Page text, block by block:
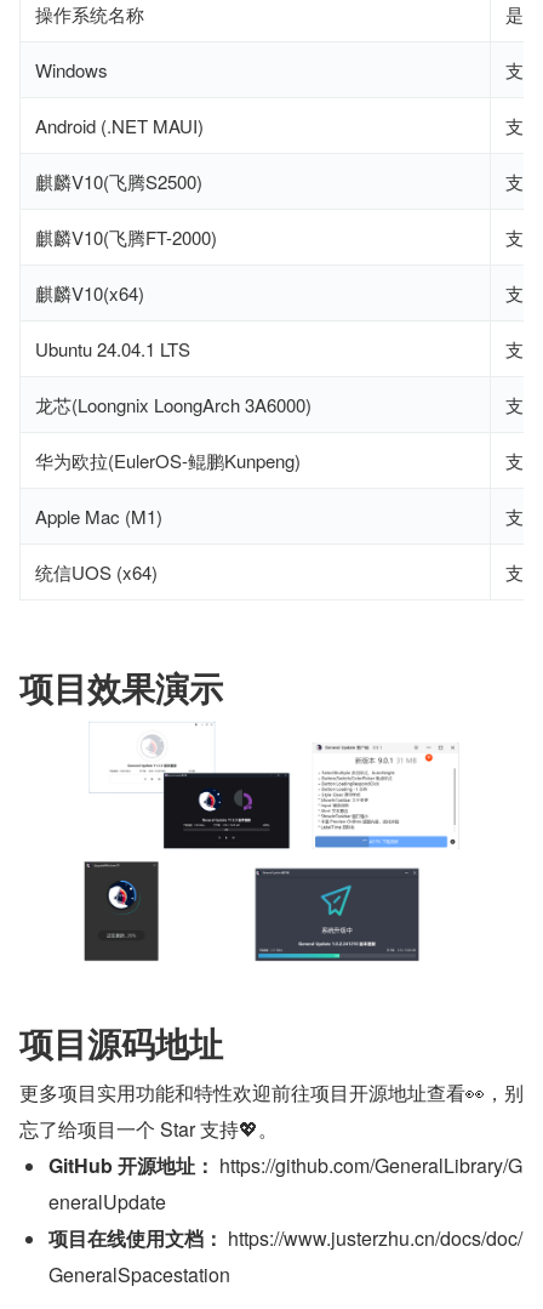
操作系统名称 是
Windows 支持
Android (.NET MAUI) 支持
麒麟V10(飞腾S2500) 支持
麒麟V10(飞腾FT-2000) 支持
麒麟V10(x64) 支持
Ubuntu 24.04.1 LTS 支持
龙芯(Loongnix LoongArch 3A6000) 支持
华为欧拉(EulerOS-鲲鹏Kunpeng) 支持
Apple Mac (M1) 支持
统信UOS (x64) 支持
项目效果演示
项目源码地址
更多项目实用功能和特性欢迎前往项目开源地址查看👀，别
忘了给项目一个 Star 支持💖。
GitHub 开源地址： https://github.com/GeneralLibrary/G
eneralUpdate
项目在线使用文档： https://www.justerzhu.cn/docs/doc/
GeneralSpacestation